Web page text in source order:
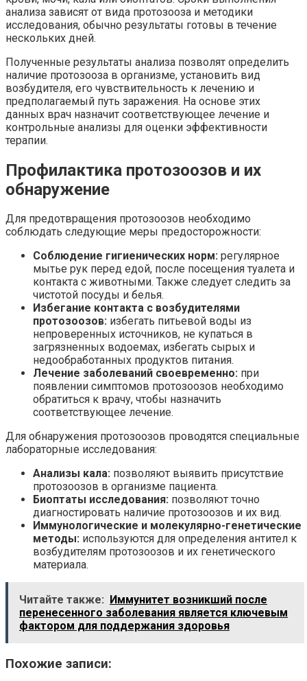
анализа зависят от вида протозооза и методики
исследования, обычно результаты готовы в течение
нескольких дней.
Полученные результаты анализа позволят определить
наличие протозооза в организме, установить вид
возбудителя, его чувствительность к лечению и
предполагаемый путь заражения. На основе этих
данных врач назначит соответствующее лечение и
контрольные анализы для оценки эффективности
терапии.
Профилактика протозоозов и их
обнаружение
Для предотвращения протозоозов необходимо
соблюдать следующие меры предосторожности:
Соблюдение гигиенических норм: регулярное
мытье рук перед едой, после посещения туалета и
контакта с животными. Также следует следить за
чистотой посуды и белья.
Избегание контакта с возбудителями
протозоозов: избегать питьевой воды из
непроверенных источников, не купаться в
загрязненных водоемах, избегать сырых и
недообработанных продуктов питания.
Лечение заболеваний своевременно: при
появлении симптомов протозоозов необходимо
обратиться к врачу, чтобы назначить
соответствующее лечение.
Для обнаружения протозоозов проводятся специальные
лабораторные исследования:
Анализы кала: позволяют выявить присутствие
протозоозов в организме пациента.
Биоптаты исследования: позволяют точно
диагностировать наличие протозоозов и их вид.
Иммунологические и молекулярно-генетические
методы: используются для определения антител к
возбудителям протозоозов и их генетического
материала.
Читайте также:
Иммунитет возникший после
перенесенного заболевания является ключевым
фактором для поддержания здоровья
Похожие записи: